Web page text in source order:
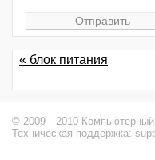
« блок питания
© 2009—2010
Техническая поддержка: